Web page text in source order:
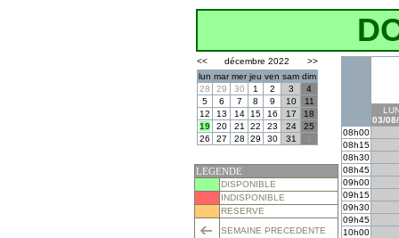
<< décembre 2022
>>
lun mar mer jeu ven sam dim
28
29 30 1 2 3
4
5
6 7 8 9 10
11
12
13 14 15 16 17
18
19
20 21 22 23 24
25
26
27 28 29 30 31
LEGENDE
DISPONIBLE
INDISPONIBLE
RESERVE
SEMAINE PRECEDENTE
03/
08h00
08h15
08h30
08h45
09h00
09h15
09h30
09h45
10h00